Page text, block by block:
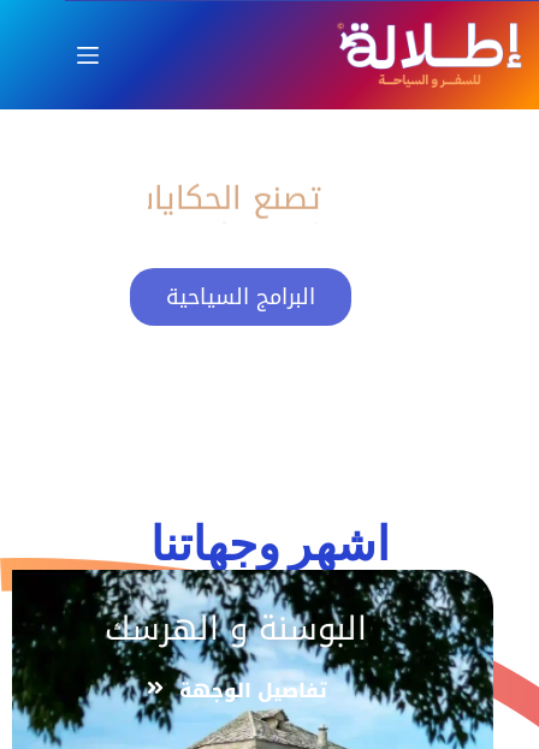
اطلالة
العام الجديد بإطلالة ساحرة
تصنع الحكايات
البرامج السياحية
اشهر وجهاتنا
البوسنة و الهرسك
تفاصيل الوجهة